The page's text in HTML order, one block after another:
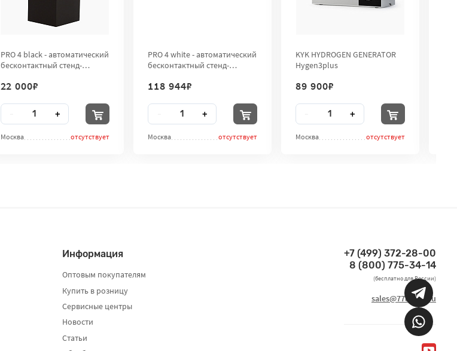
PRO 4 black - автоматический
бесконтактный стенд-
Clean
22 000₽
Количество +
Москва отсутствует
PRO 4 white - автоматический
бесконтактный стенд-
Clean
118 944₽
Количество +
Москва отсутствует
KYK HYDROGEN GENERATOR
Hygen3plus
89 900₽
Количество +
Москва отсутствует
Информация
Оптовым покупателям
Купить в розницу
Сервисные центры
Новости
Статьи
Связаться по телефонам
+7 (499) 372-28-00
8 (800) 775-34-14
(бесплатно для России)
Связаться по email
sales@7786170.ru